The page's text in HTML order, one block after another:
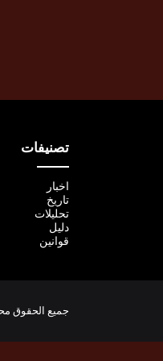
تصنيفات
اخبار
تاريخ
تحليلات
دليل
قوانين
جميع الحقوق